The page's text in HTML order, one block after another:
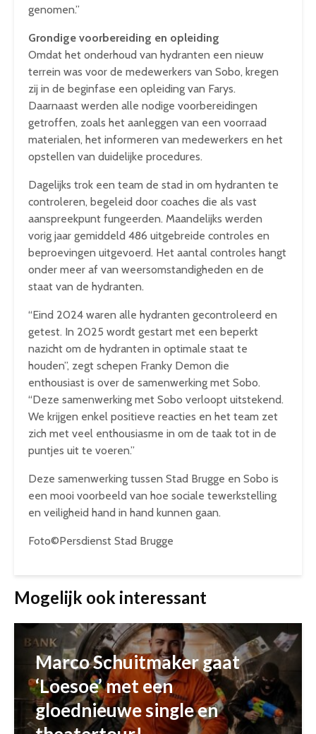
genomen.”
Grondige voorbereiding en opleiding
Omdat het onderhoud van hydranten een nieuw
terrein was voor de medewerkers van Sobo, kregen
zij in de beginfase een opleiding van Farys.
Daarnaast werden alle nodige voorbereidingen
getroffen, zoals het aanleggen van een voorraad
materialen, het informeren van medewerkers en het
opstellen van duidelijke procedures.
Dagelijks trok een team de stad in om hydranten te
controleren, begeleid door coaches die als vast
aanspreekpunt fungeerden. Maandelijks werden
vorig jaar gemiddeld 486 uitgebreide controles en
beproevingen uitgevoerd. Het aantal controles hangt
onder meer af van weersomstandigheden en de
staat van de hydranten.
“Eind 2024 waren alle hydranten gecontroleerd en
getest. In 2025 wordt gestart met een beperkt
nazicht om de hydranten in optimale staat te
houden”, zegt schepen Franky Demon die
enthousiast is over de samenwerking met Sobo.
“Deze samenwerking met Sobo verloopt uitstekend.
We krijgen enkel positieve reacties en het team zet
zich met veel enthousiasme in om de taak tot in de
puntjes uit te voeren.”
Deze samenwerking tussen Stad Brugge en Sobo is
een mooi voorbeeld van hoe sociale tewerkstelling
en veiligheid hand in hand kunnen gaan.
Foto©Persdienst Stad Brugge
Mogelijk ook interessant
Marco Schuitmaker gaat
‘Loesoe’ met een
gloednieuwe single en